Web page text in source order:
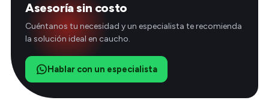
Asesoría sin costo
Cuéntanos tu necesidad y un especialista te recomienda
la solución ideal en caucho.
Hablar con un especialista